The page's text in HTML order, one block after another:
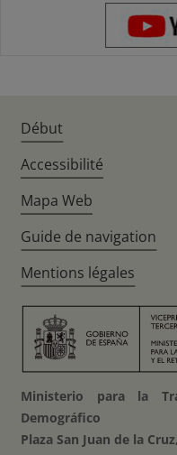
Début
Accessibilité
Mapa Web
Guide de navigation
Mentions légales
Ministerio para la
Demográfico
Plaza San Juan de la